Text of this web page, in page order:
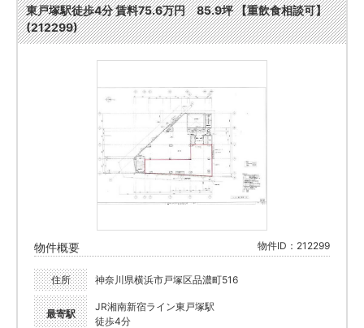
東戸塚駅徒歩4分 賃料75.6万円 85.9坪 【重飲食相談可】
(212299)
物件概要 物件ID：212299
住所 神奈川県横浜市戸塚区品濃町516
最寄駅
JR湘南新宿ライン東戸塚駅
徒歩4分